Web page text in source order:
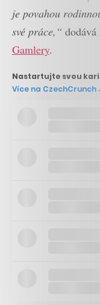
je povahou
své práce,“
Gamlery.
Nastartujte svou
Více na CzechCrunch